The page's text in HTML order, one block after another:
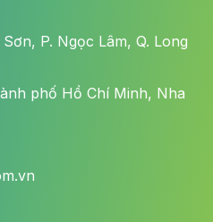
P. Ngọc Lâm, Q. Long
phố Hồ Chí Minh, Nha